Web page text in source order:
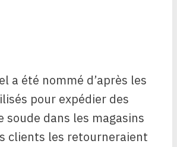
a été nommé d’après les
pour expédier des
soude dans les magasins
clients les retourneraient